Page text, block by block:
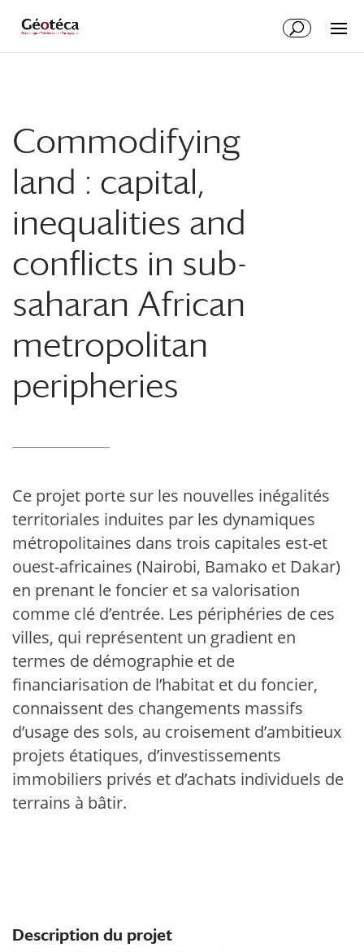
Commodifying
land : capital,
inequalities and
conflicts in sub-
saharan African
metropolitan
peripheries
Ce projet porte sur les nouvelles inégalités
territoriales induites par les dynamiques
métropolitaines dans trois capitales est-et
ouest-africaines (Nairobi, Bamako et Dakar)
en prenant le foncier et sa valorisation
comme clé d’entrée. Les périphéries de ces
villes, qui représentent un gradient en
termes de démographie et de
financiarisation de l’habitat et du foncier,
connaissent des changements massifs
d’usage des sols, au croisement d’ambitieux
projets étatiques, d’investissements
immobiliers privés et d’achats individuels de
terrains à bâtir.
Description du projet